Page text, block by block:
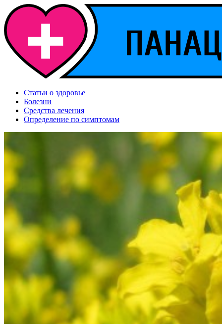
Статьи о здоровье
Болезни
Средства лечения
Определение по симптомам